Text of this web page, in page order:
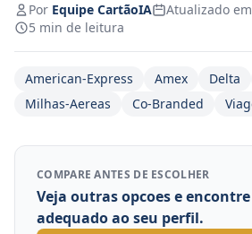
Por Equipe CartãoIA
Atualizado
5 min de leitura
American-Express Amex Delta
Milhas-Aereas
Co-Branded
COMPARE ANTES DE ESCOLHER
Veja outras opcoes e
adequado ao seu perfil.